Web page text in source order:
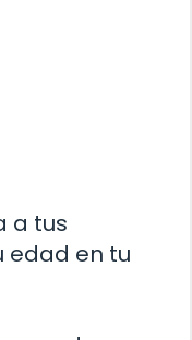
a tus
edad en tu